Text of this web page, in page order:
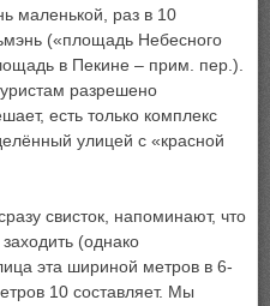
маленькой, раз в 10
(«площадь Небесного
в Пекине – прим. пер.).
разрешено
есть только комплекс
улицей с «красной
свисток, напоминают, что
(однако
эта шириной метров в 6-
10 составляет. Мы